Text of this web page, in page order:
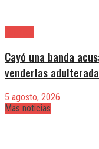
Cayó una banda
venderlas
5 agosto, 2026
Mas noticias